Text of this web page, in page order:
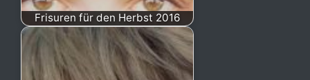
Frisuren für den Herbst 2016